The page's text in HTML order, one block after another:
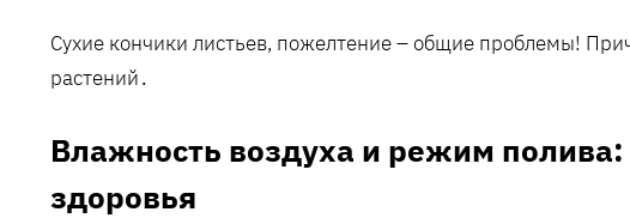
Сухие кончики листьев, пожелтение – общие проблемы!
растений․
Влажность воздуха и режим
здоровья